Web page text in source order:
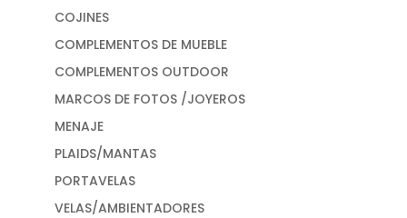
COJINES
COMPLEMENTOS DE MUEBLE
COMPLEMENTOS OUTDOOR
MARCOS DE FOTOS /JOYEROS
MENAJE
PLAIDS/MANTAS
PORTAVELAS
VELAS/AMBIENTADORES